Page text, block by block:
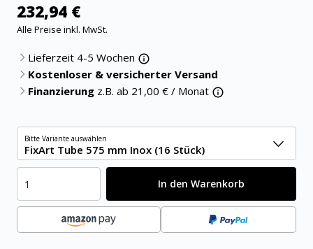
232,94 €
Alle Preise inkl. MwSt.
Lieferzeit 4-5 Wochen
Kostenloser & versicherter Versand
Finanzierung z.B. ab 21,00 € / Monat
Bitte Variante auswählen
FixArt Tube 575 mm Inox (16 Stück)
In den Warenkorb